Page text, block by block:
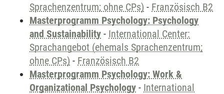
Sprachenzentrum; ohne CPs) - Französisch B2
Masterprogramm Psychology: Psychology
and Sustainability - International Center:
Sprachangebot (ehemals Sprachenzentrum;
ohne CPs) - Französisch B2
Masterprogramm Psychology: Work &
Organizational Psychology - International